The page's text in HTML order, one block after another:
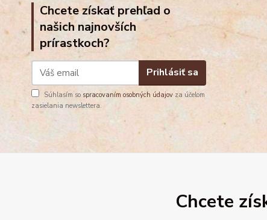
Chcete získať prehľad o
našich najnovších
prírastkoch?
Prihlásiť sa
Súhlasím so spracovaním osobných údajov za účelom
zasielania newslettera.
Chcete